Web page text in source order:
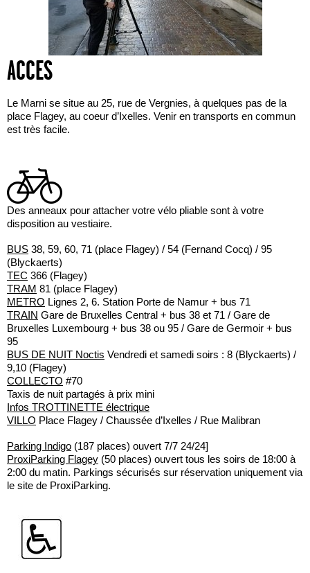
ACCES
Le Marni se situe au 25, rue de Vergnies, à quelques pas de la
place Flagey, au coeur d’Ixelles. Venir en transports en commun
est très facile.
Des anneaux pour attacher votre vélo pliable sont à votre
disposition au vestiaire.
BUS 38, 59, 60, 71 (place Flagey) / 54 (Fernand Cocq) / 95
(Blyckaerts)
TEC 366 (Flagey)
TRAM 81 (place Flagey)
METRO Lignes 2, 6. Station Porte de Namur + bus 71
TRAIN Gare de Bruxelles Central + bus 38 et 71 / Gare de
Bruxelles Luxembourg + bus 38 ou 95 / Gare de Germoir + bus
95
BUS DE NUIT Noctis Vendredi et samedi soirs : 8 (Blyckaerts) /
9,10 (Flagey)
COLLECTO #70
Taxis de nuit partagés à prix mini
Infos TROTTINETTE électrique
VILLO Place Flagey / Chaussée d’Ixelles / Rue Malibran
Parking Indigo (187 places) ouvert 7/7 24/24]
ProxiParking Flagey (50 places) ouvert tous les soirs de 18:00 à
2:00 du matin. Parkings sécurisés sur réservation uniquement via
le site de ProxiParking.